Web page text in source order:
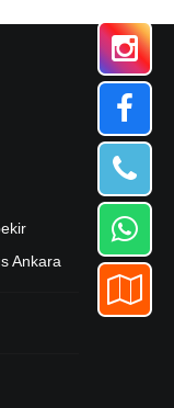
Ankara